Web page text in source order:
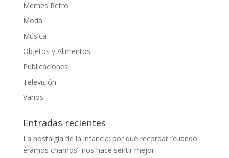
Memes Retro
Moda
Música
Objetos y Alimentos
Publicaciones
Televisión
Varios
Entradas recientes
La nostalgia de la infancia: por qué recordar “cuando
éramos chamos” nos hace sentir mejor